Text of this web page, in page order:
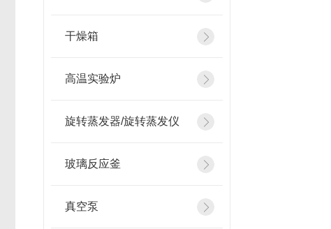
干燥箱
高温实验炉
旋转蒸发器/旋转蒸发仪
玻璃反应釜
真空泵